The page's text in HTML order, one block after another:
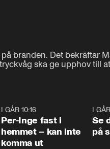
branden. Det bekräftar
ska ge upphov till
I GÅR 10:16
Per-Inge fast i
hemmet – kan inte
komma ut
I
Se
på